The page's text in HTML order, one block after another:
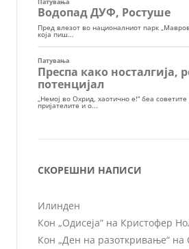
СКОРЕШНИ НАПИСИ
Илинден
Кон „Одисеја“ на Кристофер
Кон „Ден на разоткривање“ на